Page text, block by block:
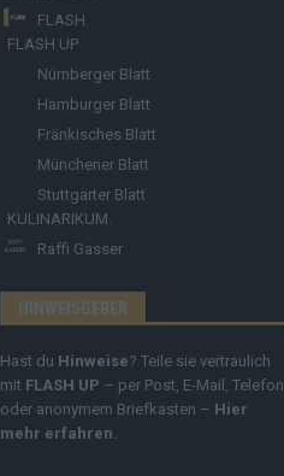
FLASH
FLASH UP
Nürnberger Blatt
Hamburger Blatt
Fränkisches Blatt
Münchener Blatt
Stuttgarter Blatt
KULINARIKUM.
Raffi Gasser
HINWEISGEBER
Hast du Hinweise? Teile sie vertraulich
mit FLASH UP – per Post, E-Mail, Telefon
oder anonymem Briefkasten – Hier
mehr erfahren